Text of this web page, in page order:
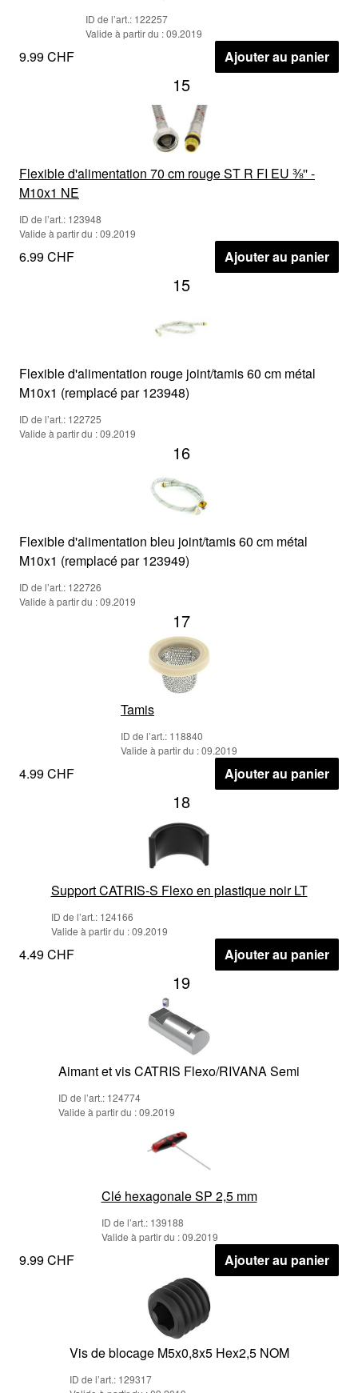
ID de l’art.: 122257
Valide à partir du : 09.2019
9.99 CHF Ajouter au panier
15
Flexible d'alimentation 70 cm rouge ST R FI EU ⅜'' -
M10x1 NE
ID de l’art.: 123948
Valide à partir du : 09.2019
6.99 CHF Ajouter au panier
15
Flexible d'alimentation rouge joint/tamis 60 cm métal
M10x1 (remplacé par 123948)
ID de l’art.: 122725
Valide à partir du : 09.2019
16
Flexible d'alimentation bleu joint/tamis 60 cm métal
M10x1 (remplacé par 123949)
ID de l’art.: 122726
Valide à partir du : 09.2019
17
Tamis
ID de l’art.: 118840
Valide à partir du : 09.2019
4.99 CHF Ajouter au panier
18
Support CATRIS-S Flexo en plastique noir LT
ID de l’art.: 124166
Valide à partir du : 09.2019
4.49 CHF Ajouter au panier
19
Aimant et vis CATRIS Flexo/RIVANA Semi
ID de l’art.: 124774
Valide à partir du : 09.2019
Clé hexagonale SP 2,5 mm
ID de l’art.: 139188
Valide à partir du : 09.2019
9.99 CHF Ajouter au panier
Vis de blocage M5x0,8x5 Hex2,5 NOM
ID de l’art.: 129317